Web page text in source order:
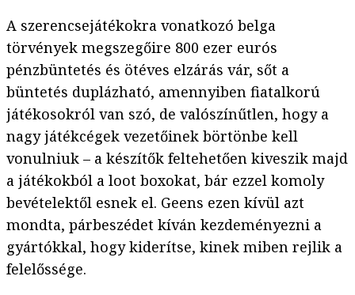
A szerencsejátékokra vonatkozó belga
törvények megszegőire 800 ezer eurós
pénzbüntetés és ötéves elzárás vár, sőt a
büntetés duplázható, amennyiben fiatalkorú
játékosokról van szó, de valószínűtlen, hogy a
nagy játékcégek vezetőinek börtönbe kell
vonulniuk – a készítők feltehetően kiveszik majd
a játékokból a loot boxokat, bár ezzel komoly
bevételektől esnek el. Geens ezen kívül azt
mondta, párbeszédet kíván kezdeményezni a
gyártókkal, hogy kiderítse, kinek miben rejlik a
felelőssége.